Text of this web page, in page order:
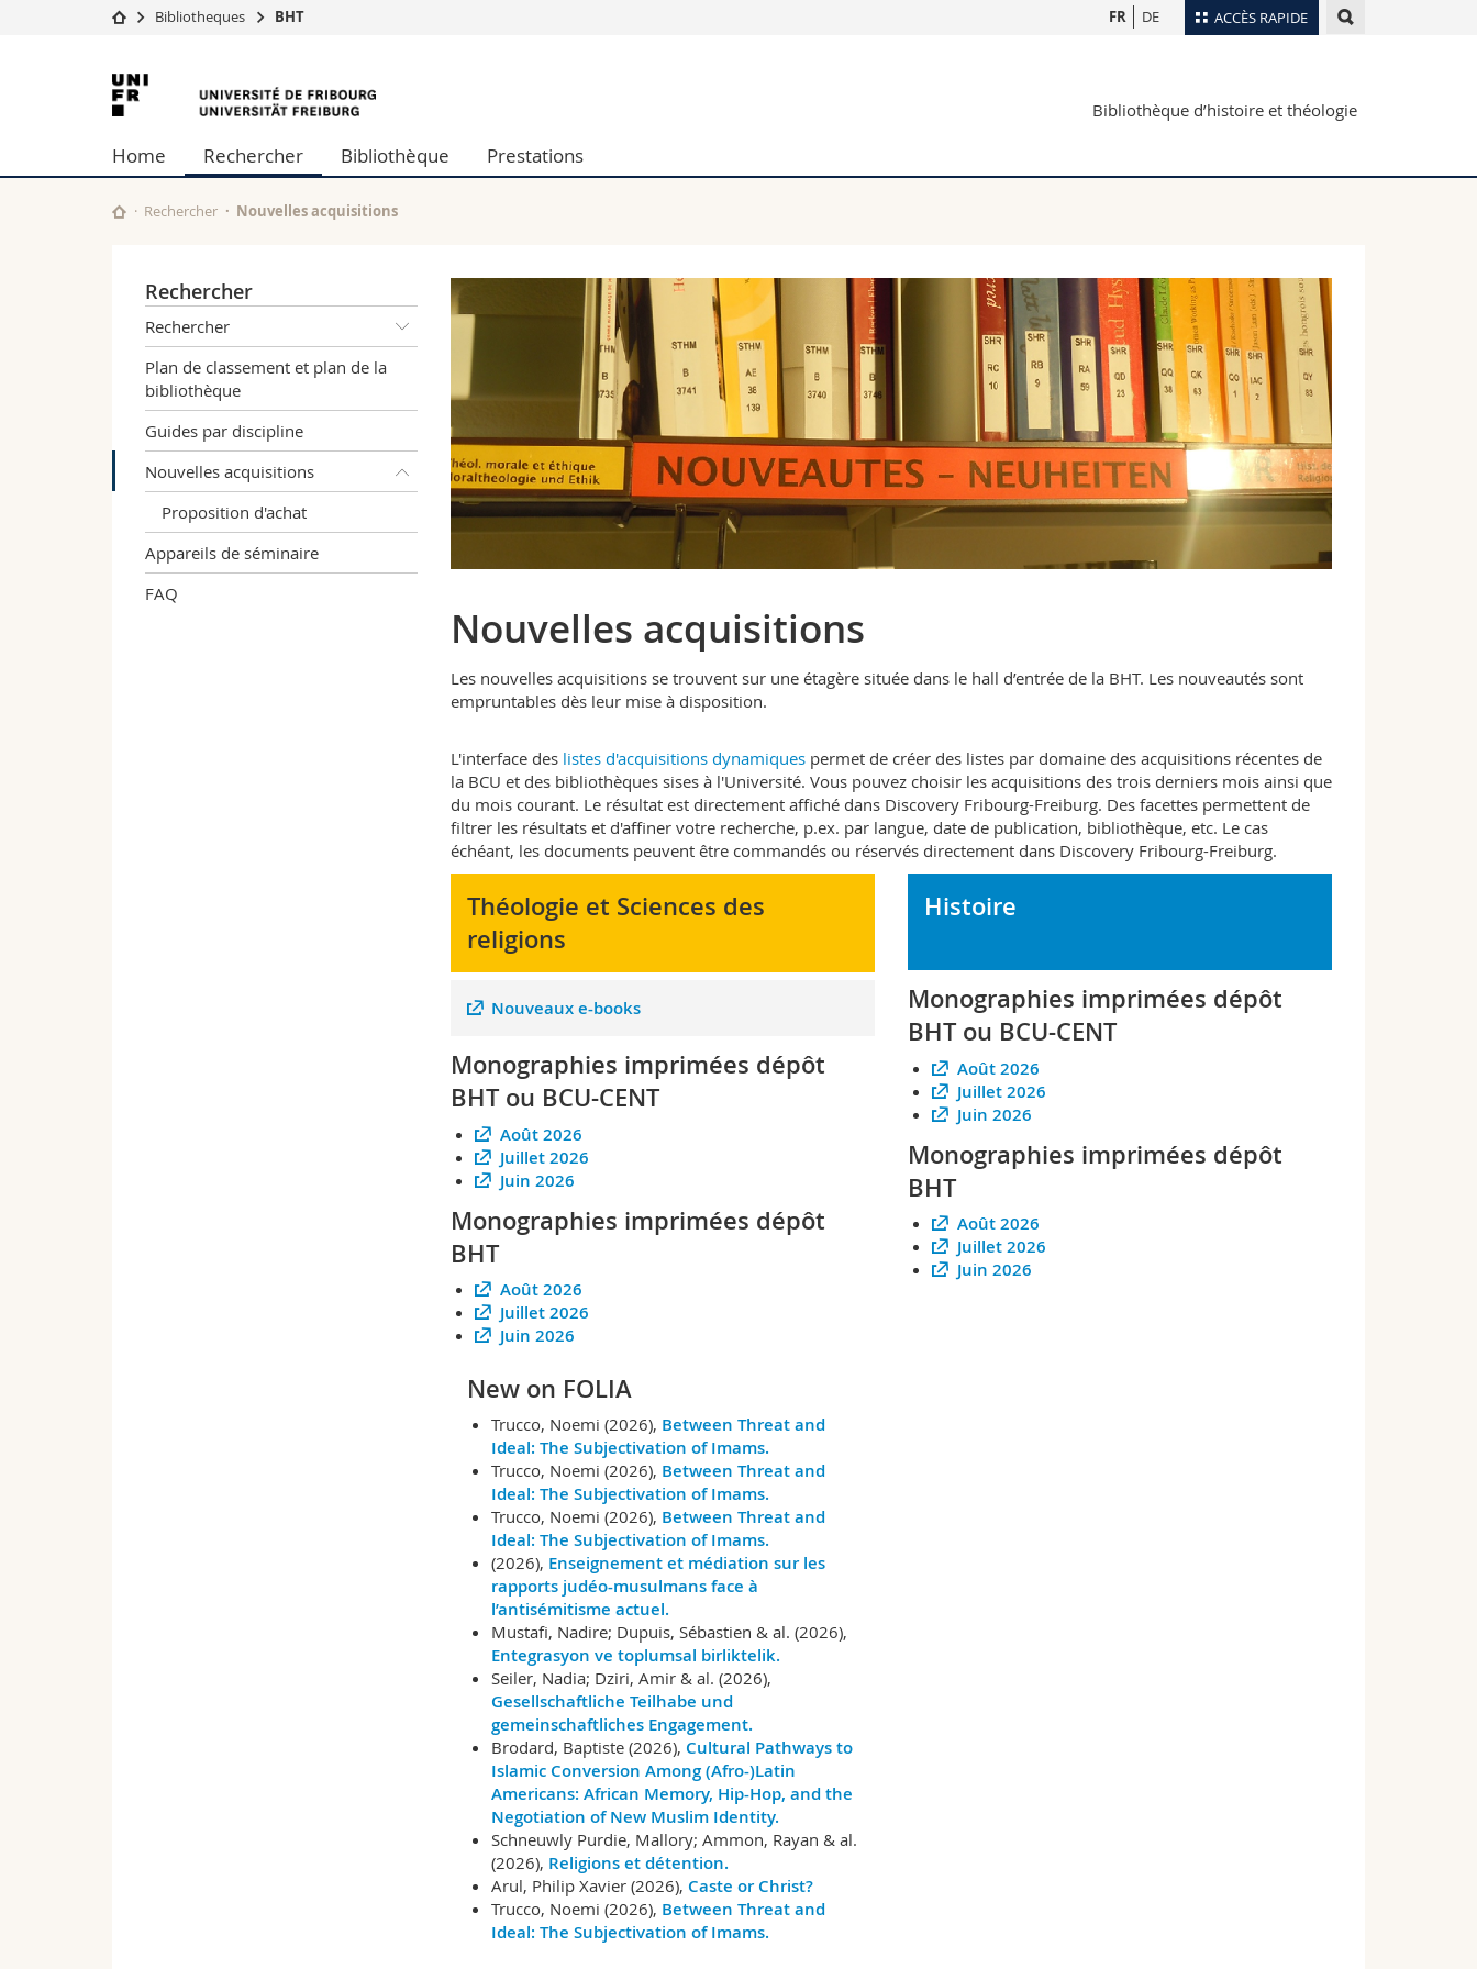
ACCÈS RAPIDE
Université
Recherche
Université
Formation continue
Sciences économiques et sociales et management
Lettres et sciences humaines
Chercheurs
Plan d'accès
Webmail
FR DE
Bibliotheques BHT
Université
de
Fribourg
Bibliothèque d’histoire et théologie
Home Rechercher Bibliothèque Prestations
Rechercher Nouvelles acquisitions
Rechercher
Rechercher
Plan de classement et plan de la
bibliothèque
Guides par discipline
Nouvelles acquisitions
Proposition d'achat
Appareils de séminaire
FAQ
Nouvelles acquisitions
Les nouvelles acquisitions se trouvent sur une étagère située dans le hall d’entrée de la BHT. Les nouveautés sont
empruntables dès leur mise à disposition.
L'interface des listes d'acquisitions dynamiquespermet de créer des listes par domaine des acquisitions récentes de
la BCU et des bibliothèques sises à l'Université. Vous pouvez choisir les acquisitions des trois derniers mois ainsi que
du mois courant. Le résultat est directement affiché dans Discovery Fribourg-Freiburg. Des facettes permettent de
filtrer les résultats et d'affiner votre recherche, p.ex. par langue, date de publication, bibliothèque, etc. Le cas
échéant, les documents peuvent être commandés ou réservés directement dans Discovery Fribourg-Freiburg.
Théologie et Sciences des
religions
Nouveaux e-books
Monographies imprimées dépôt
BHT ou BCU-CENT
Août 2026
Juillet 2026
Juin 2026
Monographies imprimées dépôt
BHT
Août 2026
Juillet 2026
Juin 2026
New on FOLIA
Trucco, Noemi (2026), Between Threat and
Ideal: The Subjectivation of Imams.
Trucco, Noemi (2026), Between Threat and
Ideal: The Subjectivation of Imams.
Trucco, Noemi (2026), Between Threat and
Ideal: The Subjectivation of Imams.
(2026), Enseignement et médiation sur les
rapports judéo-musulmans face à
l’antisémitisme actuel.
Mustafi, Nadire; Dupuis, Sébastien & al. (2026),
Entegrasyon ve toplumsal birliktelik.
Seiler, Nadia; Dziri, Amir & al. (2026),
Gesellschaftliche Teilhabe und
gemeinschaftliches Engagement.
Brodard, Baptiste (2026), Cultural Pathways to
Islamic Conversion Among (Afro-)Latin
Americans: African Memory, Hip-Hop, and the
Negotiation of New Muslim Identity.
Schneuwly Purdie, Mallory; Ammon, Rayan & al.
(2026), Religions et détention.
Arul, Philip Xavier (2026), Caste or Christ?
Trucco, Noemi (2026), Between Threat and
Ideal: The Subjectivation of Imams.
Histoire
Monographies imprimées dépôt
BHT ou BCU-CENT
Août 2026
Juillet 2026
Juin 2026
Monographies imprimées dépôt
BHT
Août 2026
Juillet 2026
Juin 2026